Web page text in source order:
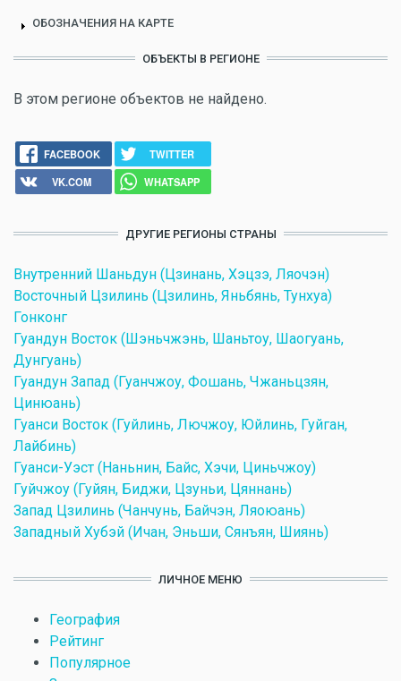
ОБОЗНАЧЕНИЯ НА КАРТЕ
ОБЪЕКТЫ В РЕГИОНЕ
В этом регионе объектов не найдено.
FACEBOOK
TWITTER
VK.COM
WHATSAPP
ДРУГИЕ РЕГИОНЫ СТРАНЫ
Внутренний Шаньдун (Цзинань, Хэцзэ, Ляочэн)
Восточный Цзилинь (Цзилинь, Яньбянь, Тунхуа)
Гонконг
Гуандун Восток (Шэньчжэнь, Шаньтоу, Шаогуань,
Дунгуань)
Гуандун Запад (Гуанчжоу, Фошань, Чжаньцзян,
Цинюань)
Гуанси Восток (Гуйлинь, Лючжоу, Юйлинь, Гуйган,
Лайбинь)
Гуанси-Уэст (Наньнин, Байс, Хэчи, Циньчжоу)
Гуйчжоу (Гуйян, Биджи, Цзуньи, Цяннань)
Запад Цзилинь (Чанчунь, Байчэн, Ляоюань)
Западный Хубэй (Ичан, Эньши, Сянъян, Шиянь)
ЛИЧНОЕ МЕНЮ
География
Рейтинг
Популярное